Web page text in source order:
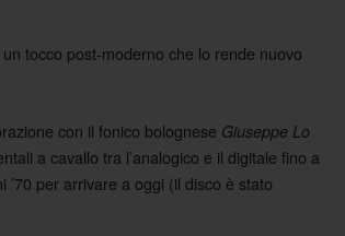
tocco post-moderno che lo rende nuovo
con il fonico bolognese Giuseppe Lo
a cavallo tra l’analogico e il digitale fino a
per arrivare a oggi (il disco è stato